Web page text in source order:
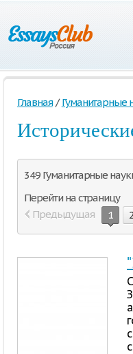
Главная / Гуманитарные
349 Гуманитарные
Перейти на страницу
Предыдущая
1